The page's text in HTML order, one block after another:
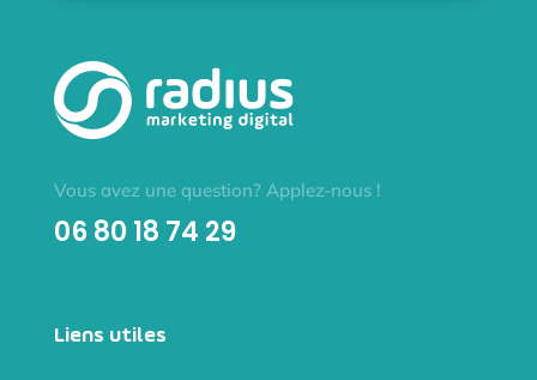
Vous avez une question? Applez-nous !
06 80 18 74 29
Liens utiles